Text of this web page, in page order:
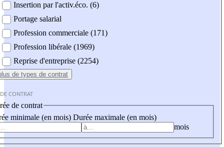
Insertion par l'activ.éco. (6)
Portage salarial
Profession commerciale (171)
Profession libérale (1969)
Reprise d'entreprise (2254)
de types de contrat
CONTRAT
de contrat
minimale (en mois) Durée maximale (en mois)
mois